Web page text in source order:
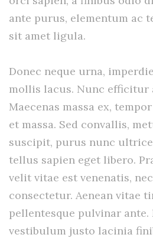
ante purus, elementum ac
sit amet ligula.
Donec neque urna,
mollis lacus. Nunc efficitur
Maecenas massa ex,
et massa. Sed convallis,
suscipit, purus nunc
tellus sapien eget libero.
velit vitae est venenatis,
consectetur. Aenean vitae
pellentesque pulvinar ante.
vestibulum justo lacinia